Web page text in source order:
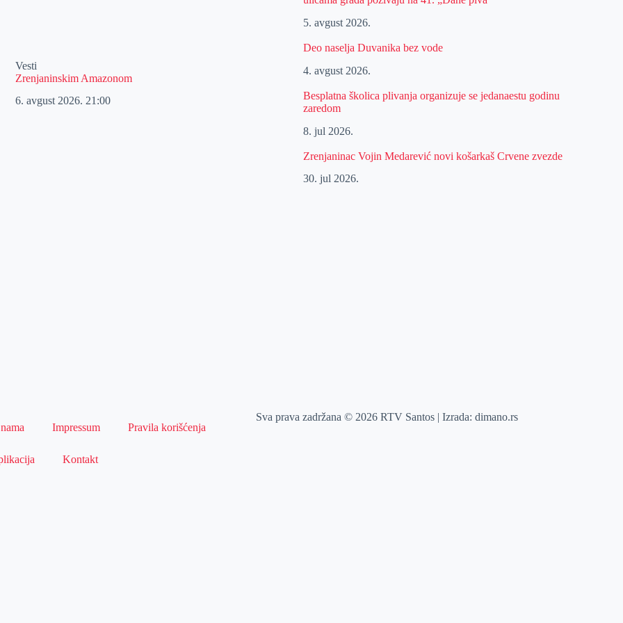
Vesti
Zrenjaninskim Amazonom
6. avgust 2026. 21:00
5. avgust 2026.
Deo naselja Duvanika bez vode
4. avgust 2026.
Besplatna školica plivanja organizuje se jedanaestu godinu
zaredom
8. jul 2026.
Zrenjaninac Vojin Medarević novi košarkaš Crvene zvezde
30. jul 2026.
Impressum Pravila korišćenja
Kontakt
Sva prava zadržana © 2026 RTV Santos | Izrada:dimano.rs